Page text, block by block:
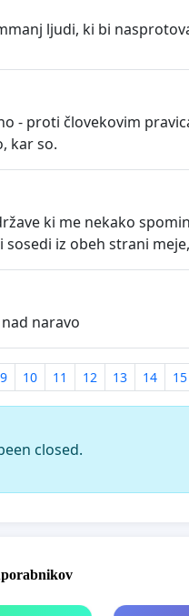
ljudi, ki bi
- proti človekovim
kar so.
ki me nekako
iz obeh strani
naravo
9 10 11 12 13 14 15
closed.